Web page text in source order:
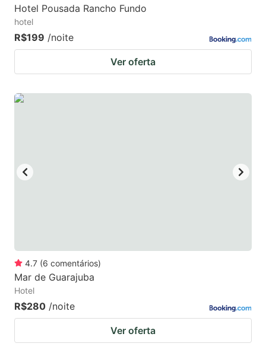
Hotel Pousada Rancho Fundo
hotel
R$199 /noite
Ver oferta
4.7 (6 comentários)
Mar de Guarajuba
Hotel
R$280 /noite
Ver oferta